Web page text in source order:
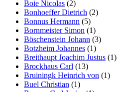
Boie Nicolas (2)
Bonhoeffer Dietrich (2)
Bonnus Hermann (5)
Bornmeister Simon (1)
Böschenstein Johann (3)
Botzheim Johannes (1)
Breithaupt Joachim Justus (1)
Brockhaus Carl (13)
Bruiningk Heinrich von (1)
Buel Christian (1)